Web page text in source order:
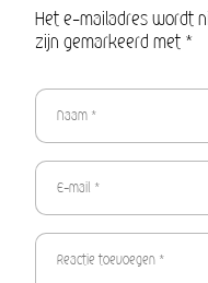
Het e-mailadres wordt
zijn gemarkeerd met *